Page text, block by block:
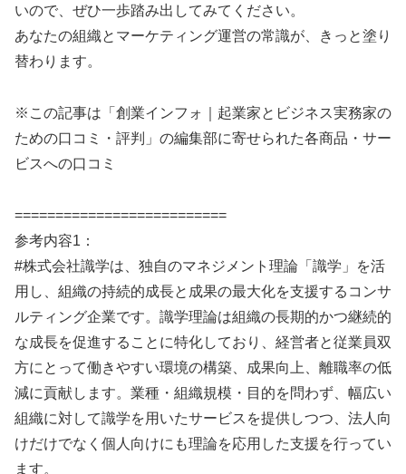
いので、ぜひ一歩踏み出してみてください。
あなたの組織とマーケティング運営の常識が、きっと塗り
替わります。
※この記事は「創業インフォ｜起業家とビジネス実務家の
ための口コミ・評判」の編集部に寄せられた各商品・サー
ビスへの口コミ
==========================
参考内容1：
#株式会社識学は、独自のマネジメント理論「識学」を活
用し、組織の持続的成長と成果の最大化を支援するコンサ
ルティング企業です。識学理論は組織の長期的かつ継続的
な成長を促進することに特化しており、経営者と従業員双
方にとって働きやすい環境の構築、成果向上、離職率の低
減に貢献します。業種・組織規模・目的を問わず、幅広い
組織に対して識学を用いたサービスを提供しつつ、法人向
けだけでなく個人向けにも理論を応用した支援を行ってい
ます。